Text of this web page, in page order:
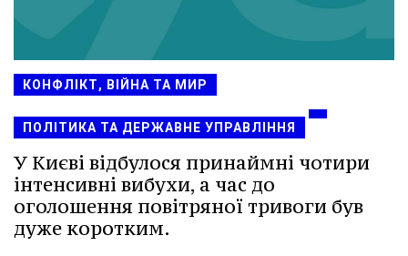
КОНФЛІКТ, ВІЙНА ТА МИР
ПОЛІТИКА ТА ДЕРЖАВНЕ УПРАВЛІННЯ
У Києві відбулося принаймні чотири
інтенсивні вибухи, а час до
оголошення повітряної тривоги був
дуже коротким.